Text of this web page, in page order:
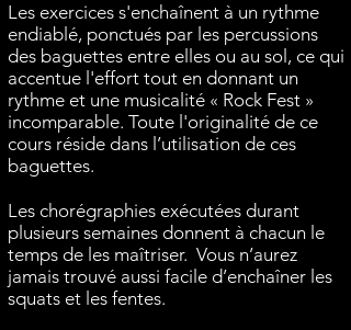
Les exercices s'enchaînent à un rythme
endiablé, ponctués par les percussions
des baguettes entre elles ou au sol, ce qui
accentue l'effort tout en donnant un
rythme et une musicalité « Rock Fest »
incomparable. Toute l'originalité de ce
cours réside dans l’utilisation de ces
baguettes.
Les chorégraphies exécutées durant
plusieurs semaines donnent à chacun le
temps de les maîtriser. Vous n’aurez
jamais trouvé aussi facile d’enchaîner les
squats et les fentes.